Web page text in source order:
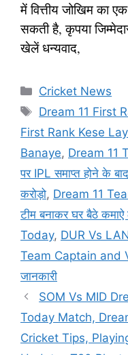
में वित्तीय जोखिम का
सकती है, कृपया
खेलें धन्यवाद,
Categories
Cricket News
Tags
Dream 11 First
First Rank Kese
Banaye, Dream 11
पर IPL समाप्त होने के
करोड़ो, Dream 11
टीम बनाकर घर बैठे कमाऐ
Today, DUR Vs
Team Captain and
जानकारी
SOM Vs MID
Today Match,
Cricket Tips,